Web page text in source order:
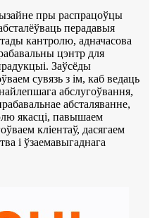
пры распрацоўцы
перадавыя
кантролю, адначасова
цэнтр для
Заўсёды
сувязь з ім, каб ведаць
абслугоўвання,
абсталяванне,
якасці, павышаем
кліентаў, дасягаем
і ўзаемавыгаднага